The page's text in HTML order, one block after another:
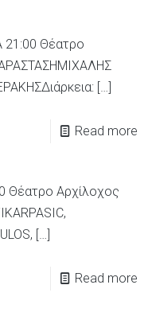
21:00 Θέατρο
[…]
Read more
Θέατρο Αρχίλοχος
[…]
Read more